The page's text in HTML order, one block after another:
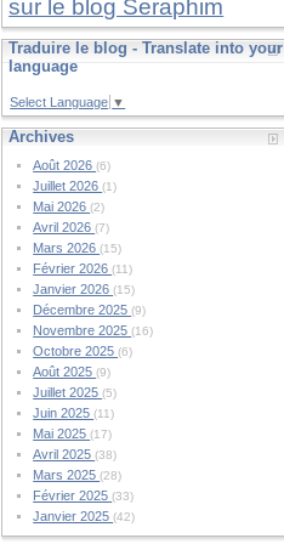
sur le blog Seraphim
Traduire le blog - Translate into your
language
Select Language ▼
Archives
Août 2026(6)
Juillet 2026(1)
Mai 2026(2)
Avril 2026(7)
Mars 2026(15)
Février 2026(11)
Janvier 2026(15)
Décembre 2025(9)
Novembre 2025(16)
Octobre 2025(6)
Août 2025(9)
Juillet 2025(5)
Juin 2025(11)
Mai 2025(17)
Avril 2025(38)
Mars 2025(28)
Février 2025(33)
Janvier 2025(42)